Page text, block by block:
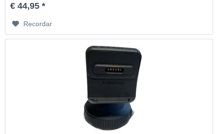
€ 44,95 *
Recordar